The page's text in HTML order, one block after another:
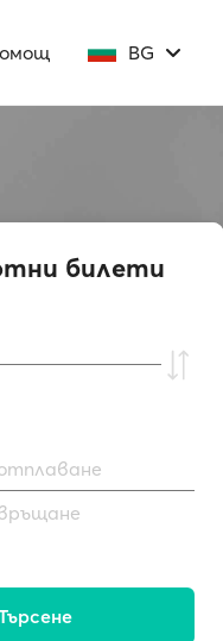
BG
билети